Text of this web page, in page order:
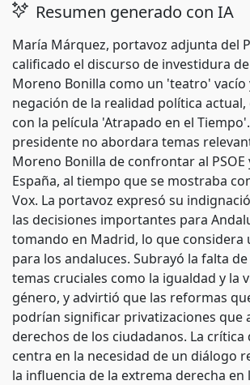
Resumen generado con IA
María Márquez, portavoz adjunta del
calificado el discurso de investidura de
Moreno Bonilla como un 'teatro' vacío
negación de la realidad política
con la película 'Atrapado en el
presidente no abordara temas
Moreno Bonilla de confrontar al PSOE
España, al tiempo que se mostraba
Vox. La portavoz expresó su
las decisiones importantes para
tomando en Madrid, lo que considera
para los andaluces. Subrayó la falta
temas cruciales como la igualdad y la
género, y advirtió que las reformas
podrían significar privatizaciones que
derechos de los ciudadanos. La crítica
centra en la necesidad de un diálogo
la influencia de la extrema derecha en